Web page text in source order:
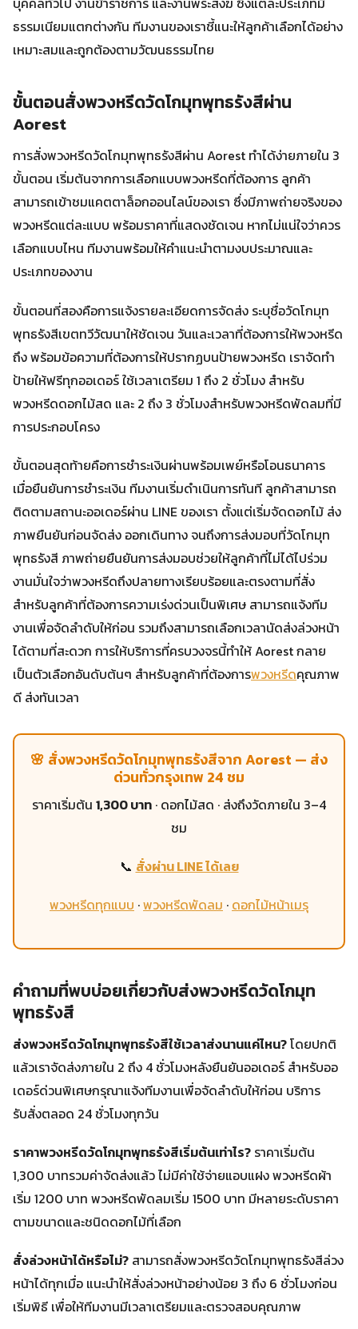
ธรรมเนียมแตกต่างกัน ทีมงานของเราชี้แนะให้ลูกค้าเลือกได้อย่าง
เหมาะสมและถูกต้องตามวัฒนธรรมไทย
ขั้นตอนสั่งพวงหรีดวัดโกมุทพุทธรังสีผ่าน
Aorest
การสั่งพวงหรีดวัดโกมุทพุทธรังสีผ่าน Aorest ทำได้ง่ายภายใน 3
ขั้นตอน เริ่มต้นจากการเลือกแบบพวงหรีดที่ต้องการ ลูกค้า
สามารถเข้าชมแคตตาล็อกออนไลน์ของเรา ซึ่งมีภาพถ่ายจริงของ
พวงหรีดแต่ละแบบ พร้อมราคาที่แสดงชัดเจน หากไม่แน่ใจว่าควร
เลือกแบบไหน ทีมงานพร้อมให้คำแนะนำตามงบประมาณและ
ประเภทของงาน
ขั้นตอนที่สองคือการแจ้งรายละเอียดการจัดส่ง ระบุชื่อวัดโกมุท
พุทธรังสีเขตทวีวัฒนาให้ชัดเจน วันและเวลาที่ต้องการให้พวงหรีด
ถึง พร้อมข้อความที่ต้องการให้ปรากฏบนป้ายพวงหรีด เราจัดทำ
ป้ายให้ฟรีทุกออเดอร์ ใช้เวลาเตรียม 1 ถึง 2 ชั่วโมง สำหรับ
พวงหรีดดอกไม้สด และ 2 ถึง 3 ชั่วโมงสำหรับพวงหรีดพัดลมที่มี
การประกอบโครง
ขั้นตอนสุดท้ายคือการชำระเงินผ่านพร้อมเพย์หรือโอนธนาคาร
เมื่อยืนยันการชำระเงิน ทีมงานเริ่มดำเนินการทันที ลูกค้าสามารถ
ติดตามสถานะออเดอร์ผ่าน LINE ของเรา ตั้งแต่เริ่มจัดดอกไม้ ส่ง
ภาพยืนยันก่อนจัดส่ง ออกเดินทาง จนถึงการส่งมอบที่วัดโกมุท
พุทธรังสี ภาพถ่ายยืนยันการส่งมอบช่วยให้ลูกค้าที่ไม่ได้ไปร่วม
งานมั่นใจว่าพวงหรีดถึงปลายทางเรียบร้อยและตรงตามที่สั่ง
สำหรับลูกค้าที่ต้องการความเร่งด่วนเป็นพิเศษ สามารถแจ้งทีม
งานเพื่อจัดลำดับให้ก่อน รวมถึงสามารถเลือกเวลานัดส่งล่วงหน้า
ได้ตามที่สะดวก การให้บริการที่ครบวงจรนี้ทำให้ Aorest กลาย
เป็นตัวเลือกอันดับต้นๆ สำหรับลูกค้าที่ต้องการพวงหรีดคุณภาพ
ดี ส่งทันเวลา
🌸 สั่งพวงหรีดวัดโกมุทพุทธรังสีจาก Aorest — ส่ง
ด่วนทั่วกรุงเทพ 24 ชม
ราคาเริ่มต้น 1,300 บาท · ดอกไม้สด · ส่งถึงวัดภายใน 3–4
ชม
📞 สั่งผ่าน LINE ได้เลย
พวงหรีดทุกแบบ ·พวงหรีดพัดลม · ดอกไม้หน้าเมรุ
คำถามที่พบบ่อยเกี่ยวกับส่งพวงหรีดวัดโกมุท
พุทธรังสี
ส่งพวงหรีดวัดโกมุทพุทธรังสีใช้เวลาส่งนานแค่ไหน?โดยปกติ
แล้วเราจัดส่งภายใน 2 ถึง 4 ชั่วโมงหลังยืนยันออเดอร์ สำหรับออ
เดอร์ด่วนพิเศษกรุณาแจ้งทีมงานเพื่อจัดลำดับให้ก่อน บริการ
รับสั่งตลอด 24 ชั่วโมงทุกวัน
ราคาพวงหรีดวัดโกมุทพุทธรังสีเริ่มต้นเท่าไร? ราคาเริ่มต้น
1,300 บาทรวมค่าจัดส่งแล้ว ไม่มีค่าใช้จ่ายแอบแฝง พวงหรีดผ้า
เริ่ม 1200 บาท พวงหรีดพัดลมเริ่ม 1500 บาท มีหลายระดับราคา
ตามขนาดและชนิดดอกไม้ที่เลือก
สั่งล่วงหน้าได้หรือไม่? สามารถสั่งพวงหรีดวัดโกมุทพุทธรังสีล่วง
หน้าได้ทุกเมื่อ แนะนำให้สั่งล่วงหน้าอย่างน้อย 3 ถึง 6 ชั่วโมงก่อน
เริ่มพิธี เพื่อให้ทีมงานมีเวลาเตรียมและตรวจสอบคุณภาพ